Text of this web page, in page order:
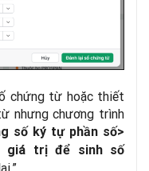
chứng từ hoặc thiết
nhưng chương trình
số ký tự phần số>
giá trị để sinh số